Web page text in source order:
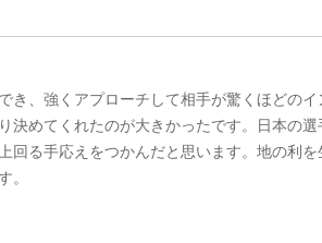
、強くアプローチして相手が驚くほどの
めてくれたのが大きかったです。日本の選
る手応えをつかんだと思います。地の利
。